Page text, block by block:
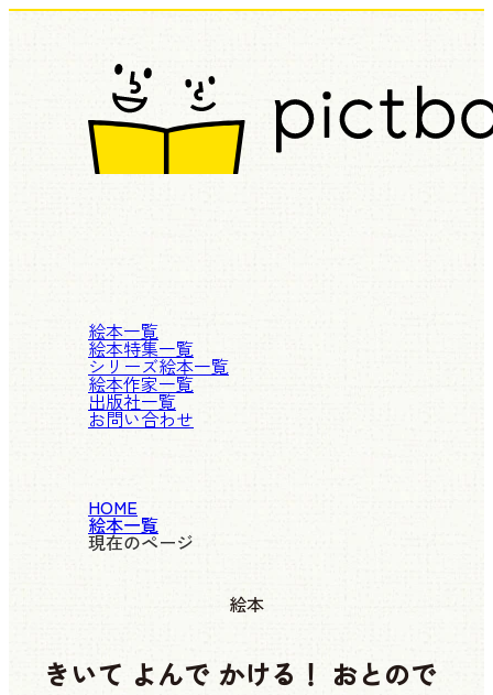
絵本一覧
絵本特集一覧
シリーズ絵本一覧
絵本作家一覧
出版社一覧
お問い合わせ
HOME
絵本一覧
現在のページ
絵本
きいて よんで かける！ おとので